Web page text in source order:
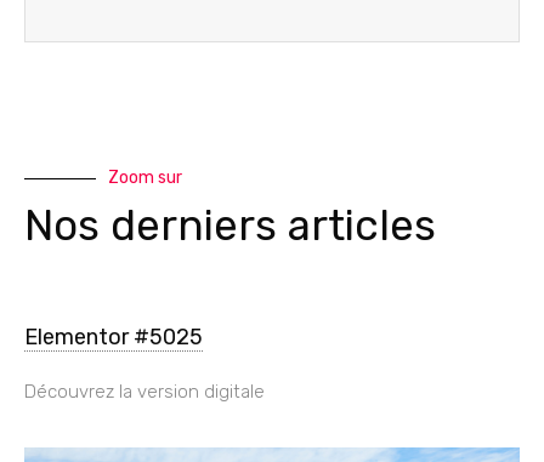
Zoom sur
Nos derniers articles
Elementor #5025
Découvrez la version digitale